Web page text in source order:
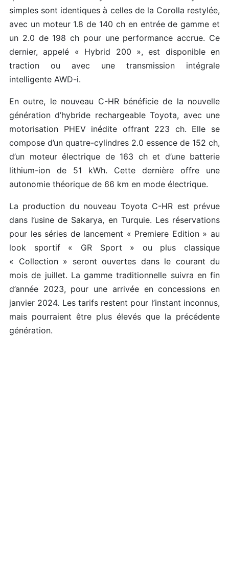
simples sont identiques à celles de la Corolla restylée,
avec un moteur 1.8 de 140 ch en entrée de gamme et
un 2.0 de 198 ch pour une performance accrue. Ce
dernier, appelé « Hybrid 200 », est disponible en
traction ou avec une transmission intégrale
intelligente AWD-i.
En outre, le nouveau C-HR bénéficie de la nouvelle
génération d’hybride rechargeable Toyota, avec une
motorisation PHEV inédite offrant 223 ch. Elle se
compose d’un quatre-cylindres 2.0 essence de 152 ch,
d’un moteur électrique de 163 ch et d’une batterie
lithium-ion de 51 kWh. Cette dernière offre une
autonomie théorique de 66 km en mode électrique.
La production du nouveau Toyota C-HR est prévue
dans l’usine de Sakarya, en Turquie. Les réservations
pour les séries de lancement « Premiere Edition » au
look sportif « GR Sport » ou plus classique
« Collection » seront ouvertes dans le courant du
mois de juillet. La gamme traditionnelle suivra en fin
d’année 2023, pour une arrivée en concessions en
janvier 2024. Les tarifs restent pour l’instant inconnus,
mais pourraient être plus élevés que la précédente
génération.